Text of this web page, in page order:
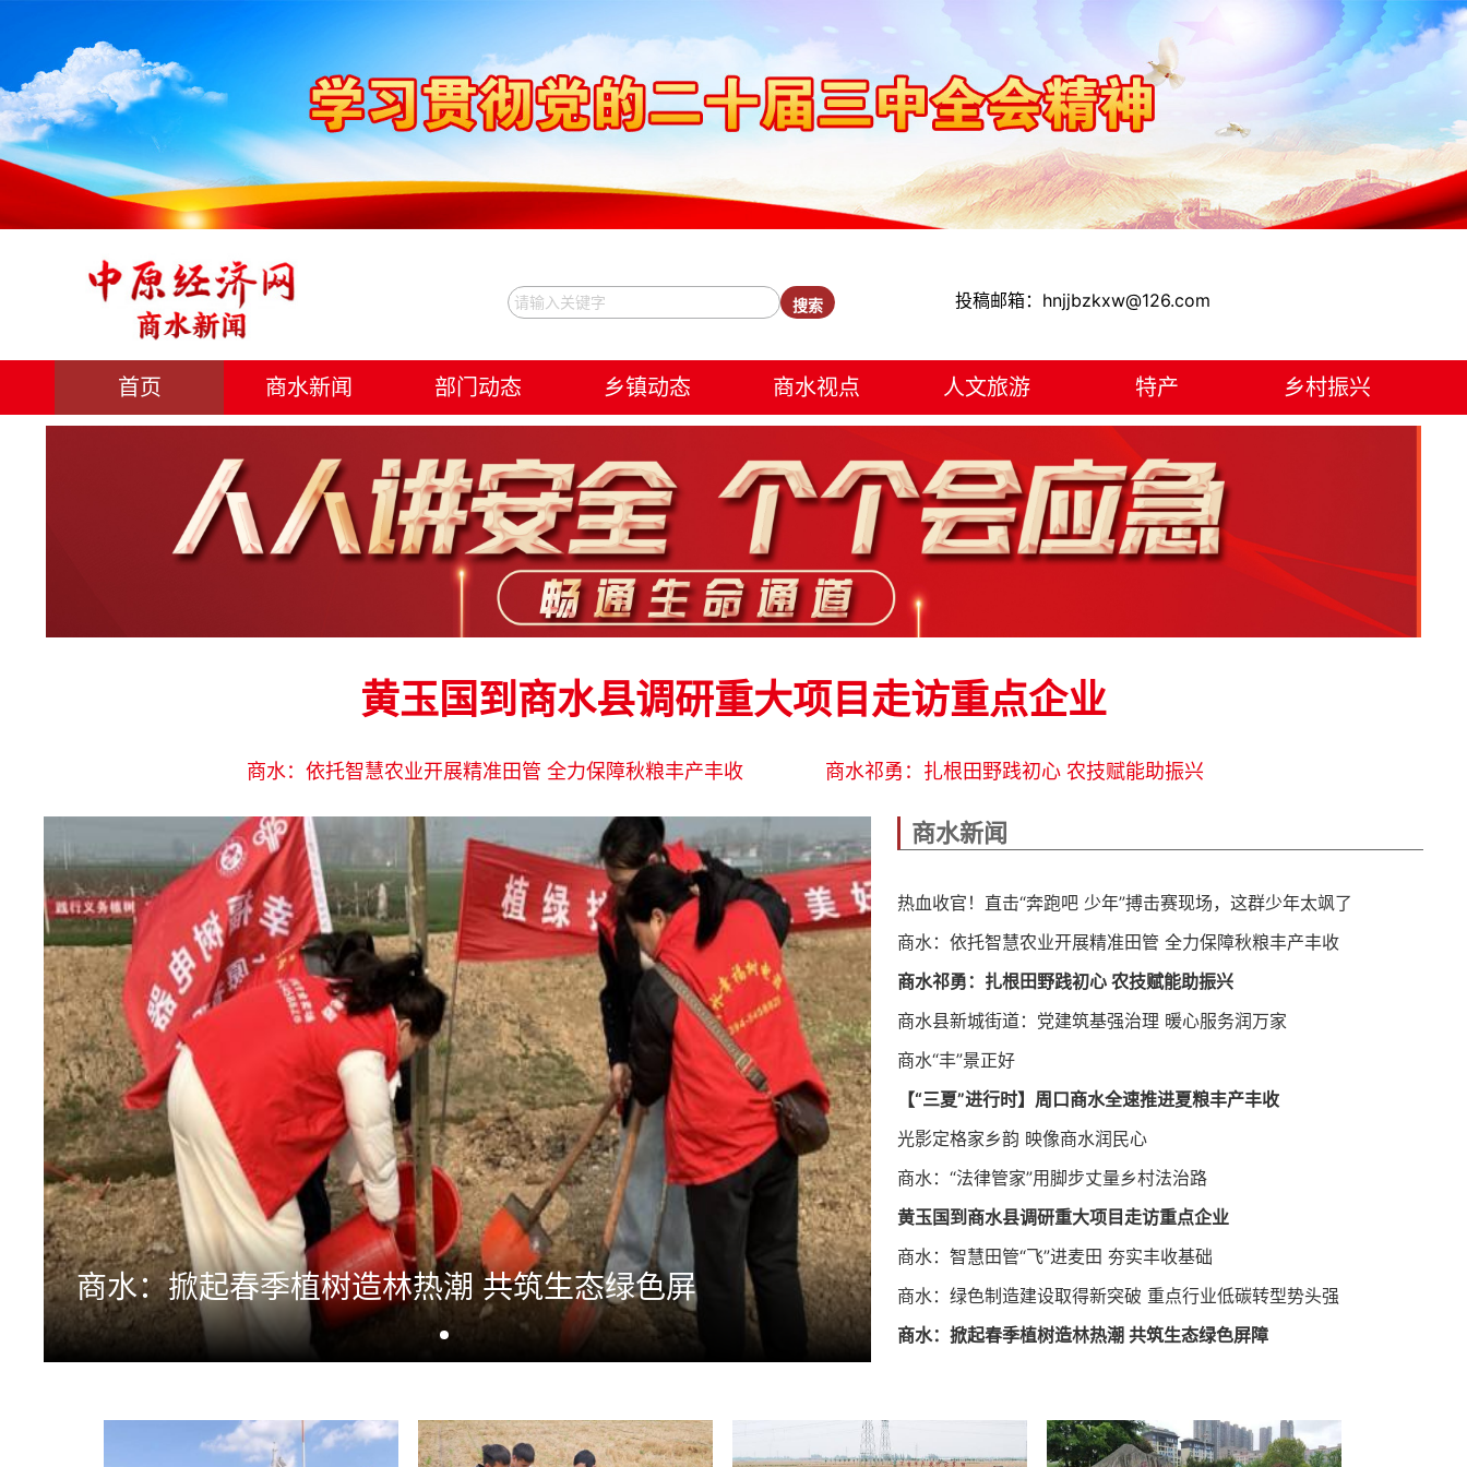
投稿邮箱：hnjjbzkxw@126.com
首页 商水新闻 部门动态 乡镇动态 商水视点 人文旅游 特产 乡村振兴
黄玉国到商水县调研重大项目走访重点企业
商水：依托智慧农业开展精准田管 全力保障秋粮丰产丰收 商水祁勇：扎根田野践初心 农技赋能助振兴
商水：掀起春季植树造林热潮 共筑生态绿色屏 商水县：宪法精神润民心 法治商水谱新篇
商水新闻
热血收官！直击“奔跑吧 少年”搏击赛现场，这群少年太飒了
商水：依托智慧农业开展精准田管 全力保障秋粮丰产丰收
商水祁勇：扎根田野践初心 农技赋能助振兴
商水县新城街道：党建筑基强治理 暖心服务润万家
商水“丰”景正好
【“三夏”进行时】周口商水全速推进夏粮丰产丰收
光影定格家乡韵 映像商水润民心
商水：“法律管家”用脚步丈量乡村法治路
黄玉国到商水县调研重大项目走访重点企业
商水：智慧田管“飞”进麦田 夯实丰收基础
商水：绿色制造建设取得新突破 重点行业低碳转型势头强
商水：掀起春季植树造林热潮 共筑生态绿色屏障